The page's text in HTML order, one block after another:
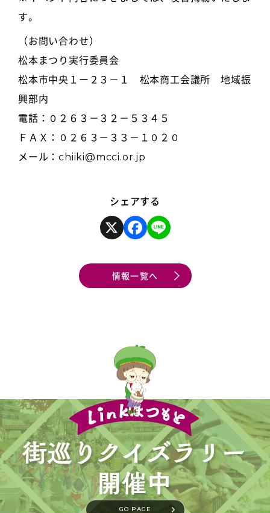
す。
（お問い合わせ）
松本まつり実行委員会
松本市中央１ー２３－１ 松本商工会議所 地域振
興部内
電話：０２６３－３２－５３４５
ＦＡＸ：０２６３－３３－１０２０
メール：chiiki@mcci.or.jp
シェアする
X
F
a
c
o
k
i
情報一覧へ
GO PAGE